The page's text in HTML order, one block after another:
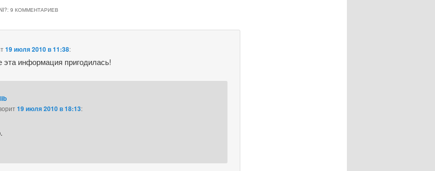
: 9 КОММЕНТАРИЕВ
19 июля 2010 в 11:38:
информация пригодилась!
19 июля 2010 в 18:13: